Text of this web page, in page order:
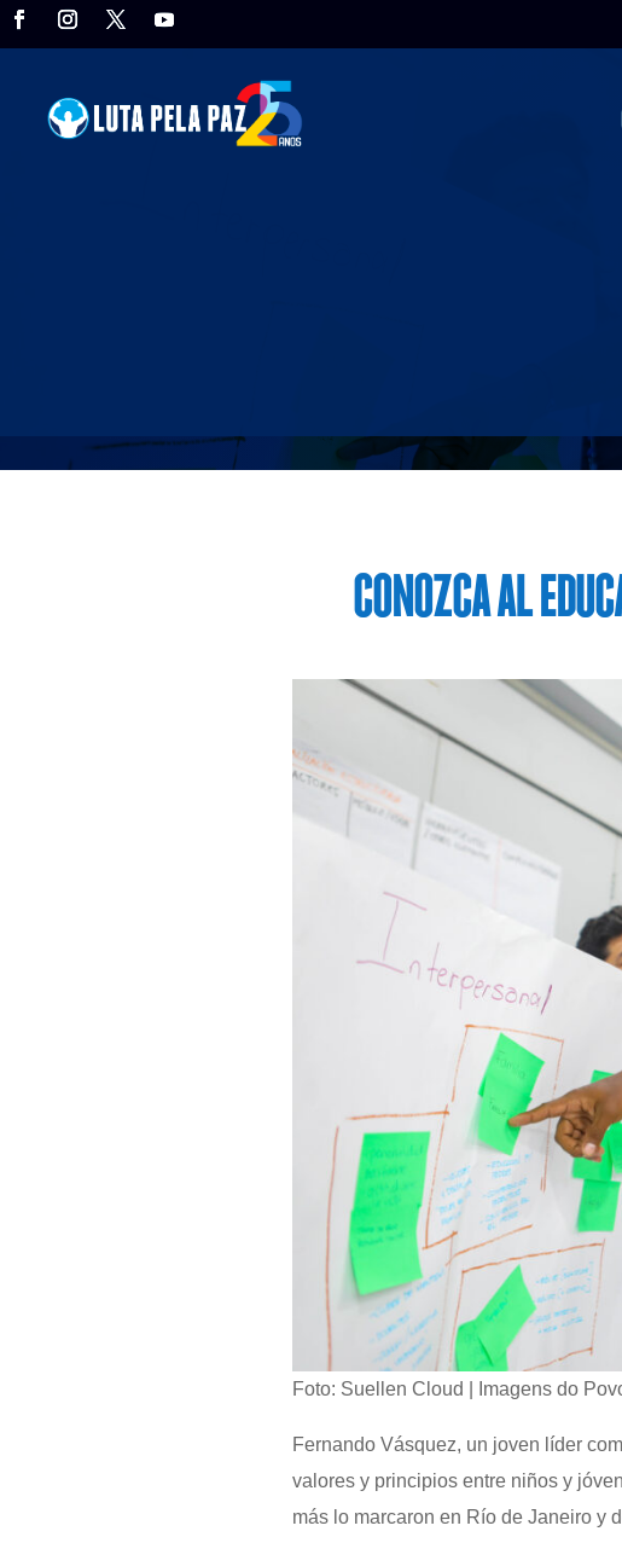
CONOZCA AL
Foto: Suellen Cloud | Imagens do
Fernando Vásquez, un joven líder
valores y principios entre niños y
más lo marcaron en Río de Janeiro y